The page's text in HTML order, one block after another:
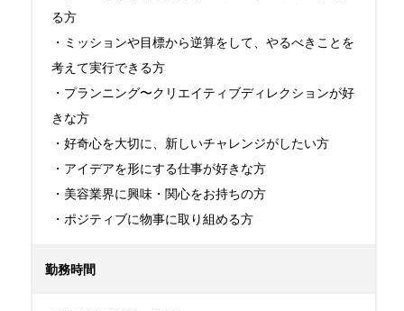
る方
・ミッションや目標から逆算をして、やるべきことを
考えて実行できる方
・プランニング〜クリエイティブディレクションが好
きな方
・好奇心を大切に、新しいチャレンジがしたい方
・アイデアを形にする仕事が好きな方
・美容業界に興味・関心をお持ちの方
・ポジティブに物事に取り組める方
勤務時間